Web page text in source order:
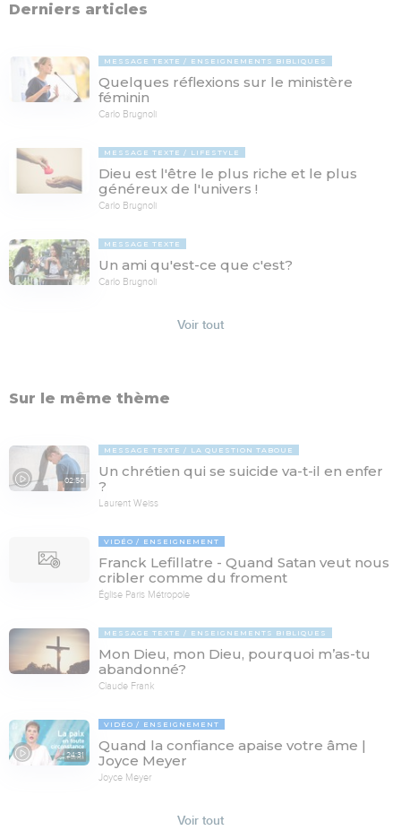
Derniers articles
MESSAGE TEXTE ENSEIGNEMENTS BIBLIQUES
Quelques réflexions sur le ministère
féminin
Carlo Brugnoli
MESSAGE TEXTE LIFESTYLE
Dieu est l'être le plus riche et le plus
généreux de l'univers !
Carlo Brugnoli
MESSAGE TEXTE
Un ami qu'est-ce que c'est?
Carlo Brugnoli
Voir tout
Sur le même thème
02:50
MESSAGE TEXTE LA QUESTION TABOUE
Un chrétien qui se suicide va-t-il en enfer
?
Laurent Weiss
VIDÉO ENSEIGNEMENT
Franck Lefillatre - Quand Satan veut nous
cribler comme du froment
Église Paris Métropole
MESSAGE TEXTE ENSEIGNEMENTS BIBLIQUES
Mon Dieu, mon Dieu, pourquoi m’as-tu
abandonné?
Claude Frank
24:31
VIDÉO ENSEIGNEMENT
Quand la confiance apaise votre âme |
Joyce Meyer
Joyce Meyer
Voir tout